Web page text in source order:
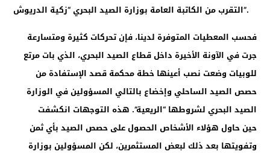
التقرب من الكاتبة العامة بوزارة الصيد البحري “زكية الدريوش”.
فحسب المعطيات المتوفرة لدينا، فإن تحركات كثيرة ومتسارعة
جرت في الآونة الأخيرة داخل قطاع الصيد البحري، الذي بات مرتع
للوبيات وضعت نصب أعينها خطة محكمة قصد الإستفادة من
حصص الصيد الساحلي وإخضاع بالتالي المسؤولين في الوزارة
الصيد البحري لشروطها “الريعية”. هذه التوجهات انكشفت
حين حاول هؤلاء الأشخاص الحصول على حصص الصيد بأي ثمن
وتفويتها بعد ذلك لبعض المستثمرين، لكن المسؤولين بوزارة